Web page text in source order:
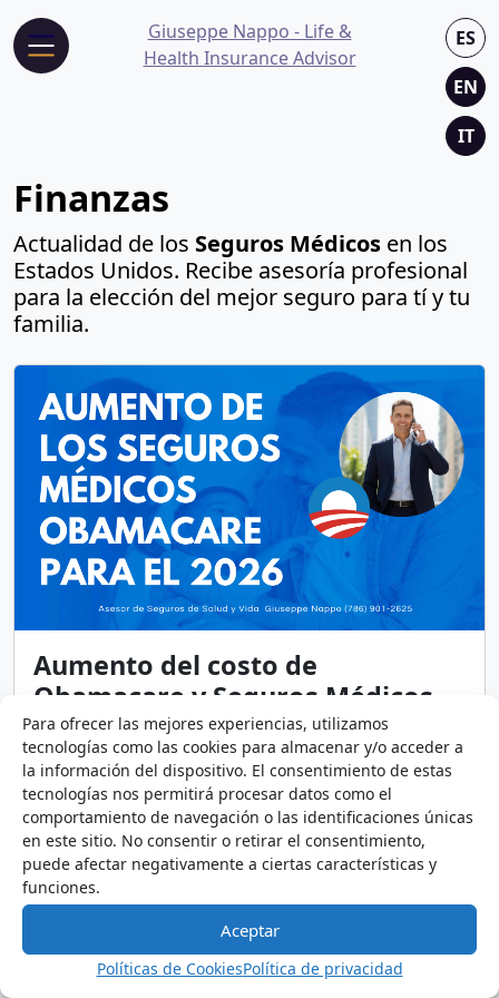
Para ofrecer las mejores experiencias, utilizamos
tecnologías como las cookies para almacenar y/o acceder a
la información del dispositivo. El consentimiento de estas
tecnologías nos permitirá procesar datos como el
comportamiento de navegación o las identificaciones únicas
en este sitio. No consentir o retirar el consentimiento,
puede afectar negativamente a ciertas características y
funciones.
Aceptar
Políticas de CookiesPolítica de privacidad
Giuseppe Nappo - Life &
Health Insurance Advisor
ES
EN
IT
Finanzas
Actualidad de los Seguros Médicos en los
Estados Unidos. Recibe asesoría profesional
para la elección del mejor seguro para tí y tu
familia.
Aumento del costo de
Obamacare y Seguros Médicos
para el 2026
30 de julio de 2025 3 minutos
Los costos de Obamacare aumentarán
drásticamente en 2026 por la expiración de
subsidios. No te preocupes, estoy aquí para
ayudarte. Es clave revisar tu plan y explorar nuevas
opciones.
Mercado de Seguros de Salud
Seguros Médico
Finanzas Obamacare